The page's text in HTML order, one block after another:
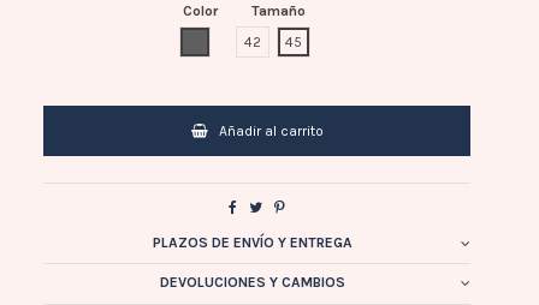
Color
GRIS OSCURO
Tamaño
42
45
Añadir al carrito
PLAZOS DE ENVÍO Y ENTREGA
DEVOLUCIONES Y CAMBIOS